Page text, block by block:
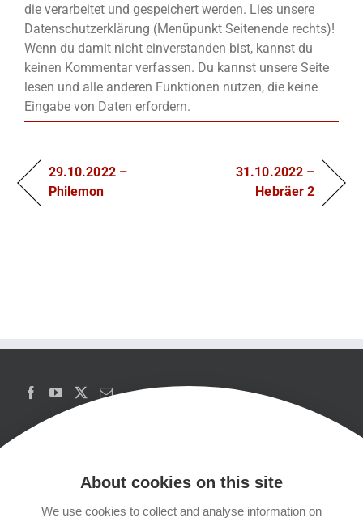
die verarbeitet und gespeichert werden. Lies unsere
Datenschutzerklärung (Menüpunkt Seitenende rechts)!
Wenn du damit nicht einverstanden bist, kannst du
keinen Kommentar verfassen. Du kannst unsere Seite
lesen und alle anderen Funktionen nutzen, die keine
Eingabe von Daten erfordern.
29.10.2022 –
Philemon
31.10.2022 –
Hebräer 2
About cookies on this site
We use cookies to collect and analyse information on